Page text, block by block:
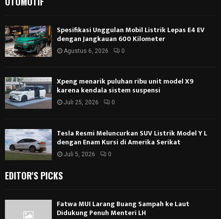
Spesifikasi Unggulan Mobil Listrik Lepas E4 EV
dengan Jangkauan 600 Kilometer
Agustus 6, 2026 0
Xpeng menarik puluhan ribu unit model X9
karena kendala sistem suspensi
Juli 25, 2026 0
Tesla Resmi Meluncurkan SUV Listrik Model Y L
dengan Enam Kursi di Amerika Serikat
Juli 5, 2026 0
EDITOR'S PICKS
Fatwa MUI Larang Buang Sampah ke Laut
Didukung Penuh Menteri LH